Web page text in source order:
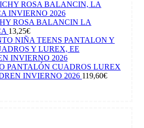
ROSA BALANCIN LA
13,25€
PANTALÓN CUADROS LUREX
INVIERNO 2026 119,60€